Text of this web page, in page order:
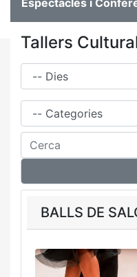
Espectacles i
Tallers
Dies
Família
Cerca
BALLS DE